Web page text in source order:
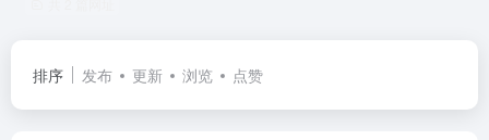
排序 发布 更新 浏览 点赞